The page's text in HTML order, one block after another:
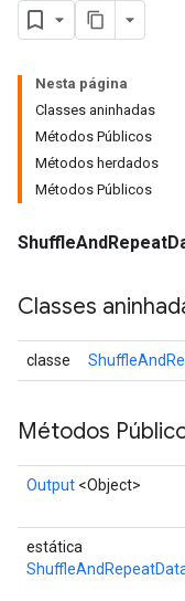
Nesta página
Classes aninhadas
Métodos Públicos
Métodos herdados
Métodos Públicos
Classes
classe
Métodos
Output <Object>
estática